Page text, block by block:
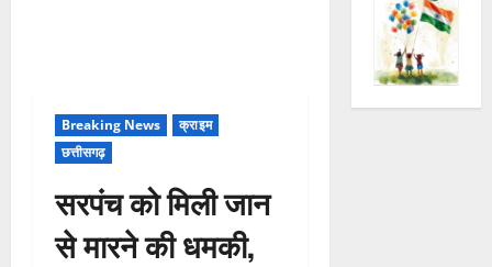
Breaking News
क्राइम
छत्तीसगढ़
सरपंच को मिली जान
से मारने की धमकी,